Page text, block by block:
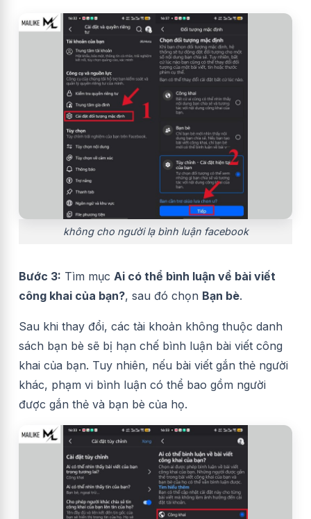
không cho người lạ bình luận facebook
Bước 3: Tìm mục Ai có thể bình luận về bài viết
công khai của bạn?, sau đó chọn Bạn bè.
Sau khi thay đổi, các tài khoản không thuộc danh
sách bạn bè sẽ bị hạn chế bình luận bài viết công
khai của bạn. Tuy nhiên, nếu bài viết gắn thẻ người
khác, phạm vi bình luận có thể bao gồm người
được gắn thẻ và bạn bè của họ.